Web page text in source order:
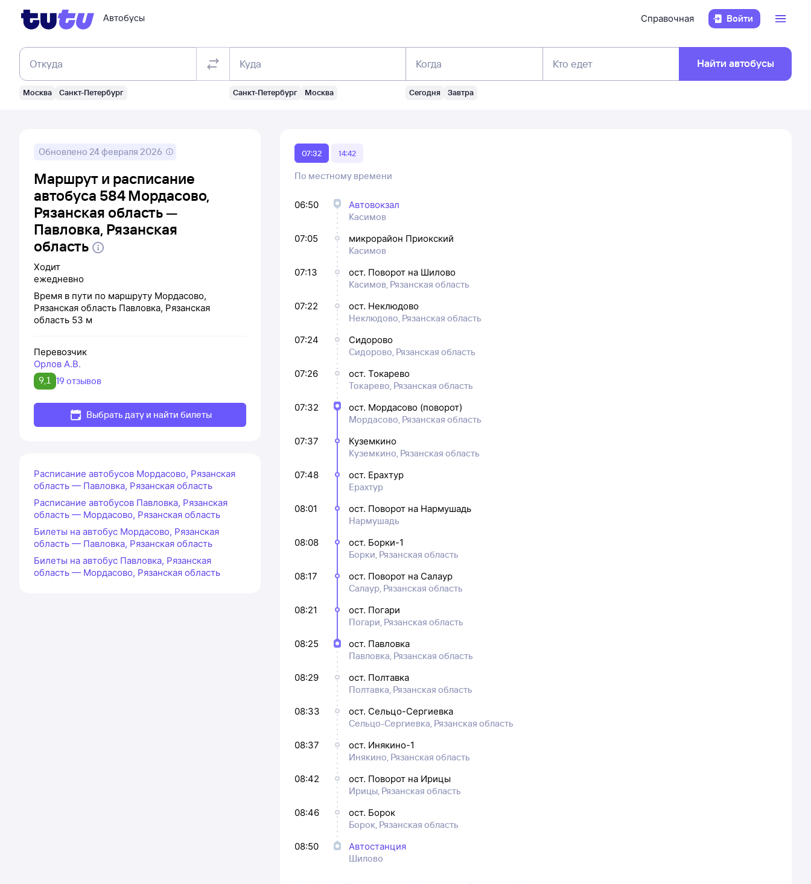
Автобусы Справочная Войти
Откуда
Москва Санкт-Петербург
Куда
Санкт-Петербург Москва
Когда
Сегодня Завтра
Кто едет Найти автобусы
Обновлено 24 февраля 2026
Маршрут и расписание
автобуса 584 Мордасово,
Рязанская область —
Павловка, Рязанская
область
Ходит
ежедневно
Время в пути по маршруту Мордасово,
Рязанская область Павловка, Рязанская
область 53 м
Перевозчик
Орлов А.В.
9,1 19 отзывов
Выбрать дату и найти билеты
07:32 14:42
По местному времени
06:50
Автовокзал
Касимов
07:05
микрорайон Приокский
Касимов
07:13
ост. Поворот на Шилово
Касимов, Рязанская область
07:22
ост. Неклюдово
Неклюдово, Рязанская область
07:24
Сидорово
Сидорово, Рязанская область
07:26
ост. Токарево
Токарево, Рязанская область
07:32
ост. Мордасово (поворот)
Мордасово, Рязанская область
07:37
Куземкино
Куземкино, Рязанская область
07:48
ост. Ерахтур
Ерахтур
08:01
ост. Поворот на Нармушадь
Нармушадь
08:08
ост. Борки-1
Борки, Рязанская область
08:17
ост. Поворот на Салаур
Салаур, Рязанская область
08:21
ост. Погари
Погари, Рязанская область
08:25
ост. Павловка
Павловка, Рязанская область
08:29
ост. Полтавка
Полтавка, Рязанская область
08:33
ост. Сельцо-Сергиевка
Сельцо-Сергиевка, Рязанская область
08:37
ост. Инякино-1
Инякино, Рязанская область
08:42
ост. Поворот на Ирицы
Ирицы, Рязанская область
08:46
ост. Борок
Борок, Рязанская область
08:50
Автостанция
Шилово
Расписание автобусов Мордасово, Рязанская
область — Павловка, Рязанская область
Расписание автобусов Павловка, Рязанская
область — Мордасово, Рязанская область
Билеты на автобус Мордасово, Рязанская
область — Павловка, Рязанская область
Билеты на автобус Павловка, Рязанская
область — Мордасово, Рязанская область